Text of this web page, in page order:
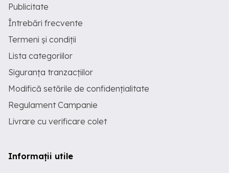
Publicitate
Întrebări frecvente
Termeni și condiții
Lista categoriilor
Siguranța tranzacțiilor
Modifică setările de confidențialitate
Regulament Campanie
Livrare cu verificare colet
Informații utile